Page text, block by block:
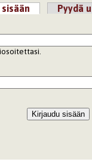
(aktiivinen
Pyydä